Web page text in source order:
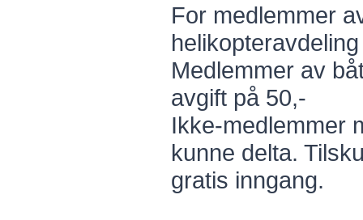
For medlemmer
Medlemmer av
avgift på 50,-
Ikke-medlemmer
kunne delta.
gratis inngang.